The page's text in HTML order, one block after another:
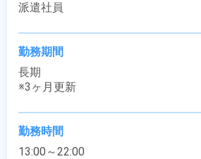
派遣社員
勤務期間
長期
※3ヶ月更新
勤務時間
13:00～22:00